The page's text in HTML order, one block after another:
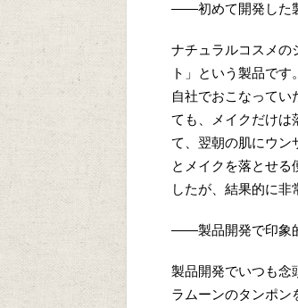
——初めて開発した
ナチュラルコスメの
ト」という製品で
自社でおこなってい
ても、メイクだけは
て、翌朝の肌にウン
とメイクを落とせる
したが、結果的に非
——製品開発で印象
製品開発でいつも念
ラムーンのタンポン